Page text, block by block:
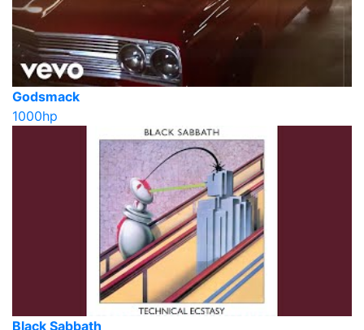
Godsmack
1000hp
Black Sabbath